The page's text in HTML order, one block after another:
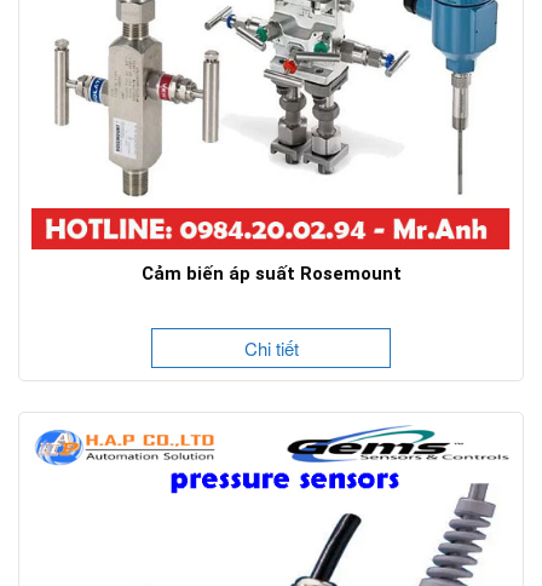
Cảm biến áp suất Rosemount
Chi tiết